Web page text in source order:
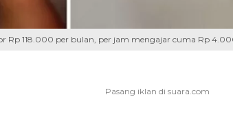
Rp 118.000 per bulan, per jam mengajar cuma Rp